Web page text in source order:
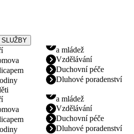
SLUŽBY
a mládež
Vzdělávání
Duchovní péče
Dluhové poradenství
a mládež
Vzdělávání
Duchovní péče
Dluhové poradenství